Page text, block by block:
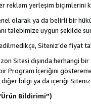
reklam yerleşim biçimlerini
olarak ya da belirli bir
talebimize uygun şekilde
Siteniz’de fiyat
Sitesi dışında herhangi
Program İçeriğini
bilgi ya da içeriği
Bildirimi”)